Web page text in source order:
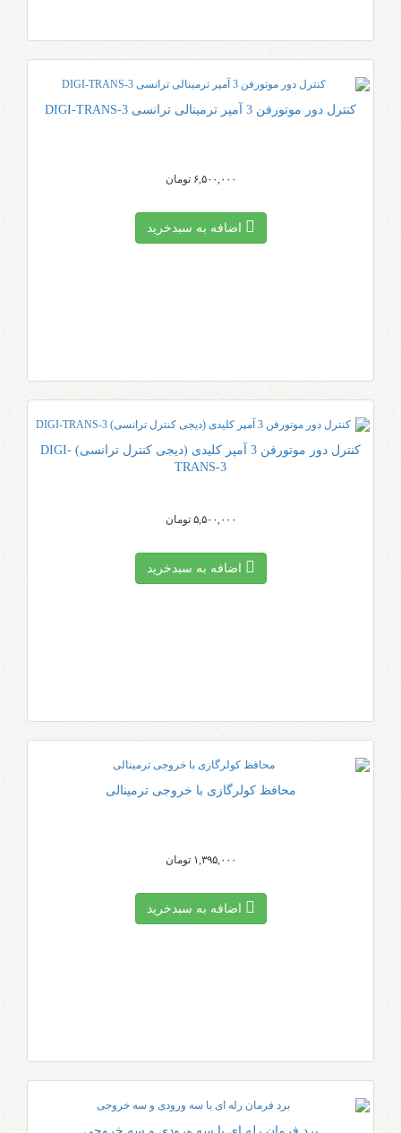
کنترل دور موتورفن 3 آمپر ترمینالی ترانسی DIGI-TRANS-3
۶,۵۰۰,۰۰۰ تومان
اضافه به سبد‌خرید
کنترل دور موتورفن 3 آمپر کلیدی (دیجی کنترل ترانسی) DIGI-
TRANS-3
۵,۵۰۰,۰۰۰ تومان
اضافه به سبد‌خرید
محافظ کولرگازی با خروجی ترمینالی
۱,۳۹۵,۰۰۰ تومان
اضافه به سبد‌خرید